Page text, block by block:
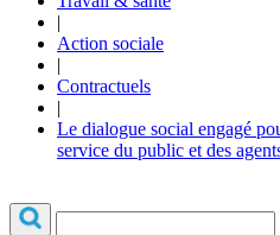
|
Action sociale
|
Contractuels
|
Le dialogue social engagé
service du public et des